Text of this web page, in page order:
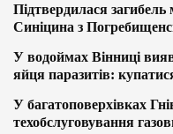
Підтвердилася
Синіцина з
У водоймах Вінниці
яйця паразитів:
У багатоповерхівках
техобслуговування